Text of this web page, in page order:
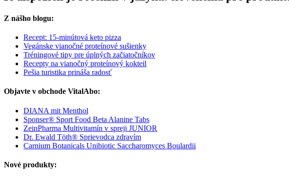
Z nášho blogu:
Recept: 15-minútová keto pizza
Vegánske vianočné proteínové sušienky
Tréningové tipy pre úplných začiatočníkov
Recepty na vianočný proteínový kokteil
Pešia turistika prináša radosť
Objavte v obchode VitalAbo:
DIANA mit Menthol
Sponser® Sport Food Beta Alanine Tabs
ZeinPharma Multivitamín v spreji JUNIOR
Dr. Ewald Töth® Sprievodca zdravím
Carnium Botanicals Unibiotic Saccharomyces Boulardii
Nové produkty: